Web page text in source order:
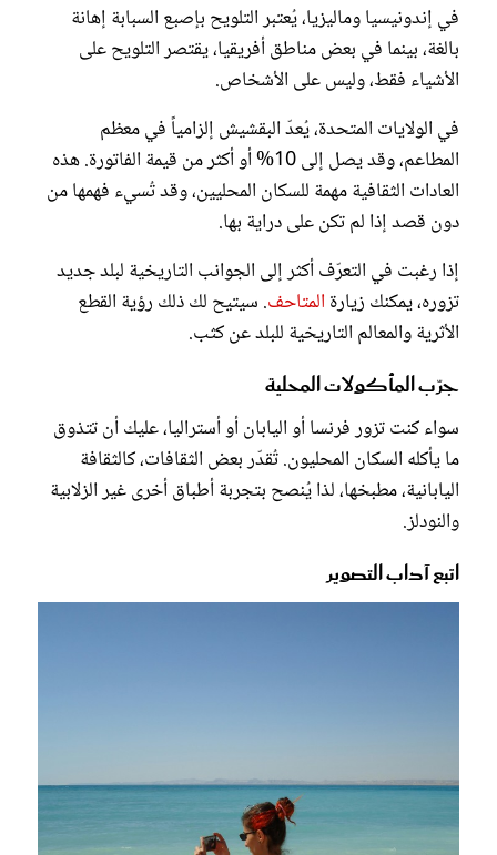
في إندونيسيا وماليزيا، يُعتبر التلويح بإصبع السبابة إهانة
بالغة، بينما في بعض مناطق أفريقيا، يقتصر التلويح على
الأشياء فقط، وليس على الأشخاص.
في الولايات المتحدة، يُعدّ البقشيش إلزامياً في معظم
المطاعم، وقد يصل إلى 10% أو أكثر من قيمة الفاتورة. هذه
العادات الثقافية مهمة للسكان المحليين، وقد تُسيء فهمها من
دون قصد إذا لم تكن على دراية بها.
إذا رغبت في التعرّف أكثر إلى الجوانب التاريخية لبلد جديد
تزوره، يمكنك زيارة المتاحف. سيتيح لك ذلك رؤية القطع
الأثرية والمعالم التاريخية للبلد عن كثب.
جرّب المأكولات المحلية
سواء كنت تزور فرنسا أو اليابان أو أستراليا، عليك أن تتذوق
ما يأكله السكان المحليون. تُقدّر بعض الثقافات، كالثقافة
اليابانية، مطبخها، لذا يُنصح بتجربة أطباق أخرى غير الزلابية
والنودلز.
اتبع آداب التصوير